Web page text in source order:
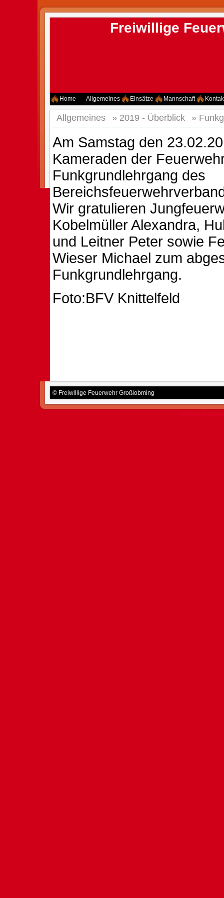
Freiwillige
Home Allgemeines Einsätze Mannschaft
Allgemeines » 2019 - Überblick »
Am Samstag den
Kameraden der
Funkgrundlehrgang des
Wir gratulieren
Kobelmüller Alexandra,
und Leitner Peter sowie
Wieser Michael zum
Funkgrundlehrgang.
Foto:BFV Knittelfeld
© Freiwillige Feuerwehr Großlobming